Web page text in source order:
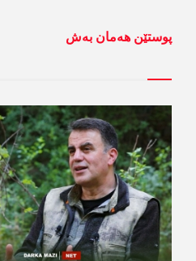
پوستێن ھەمان بەش